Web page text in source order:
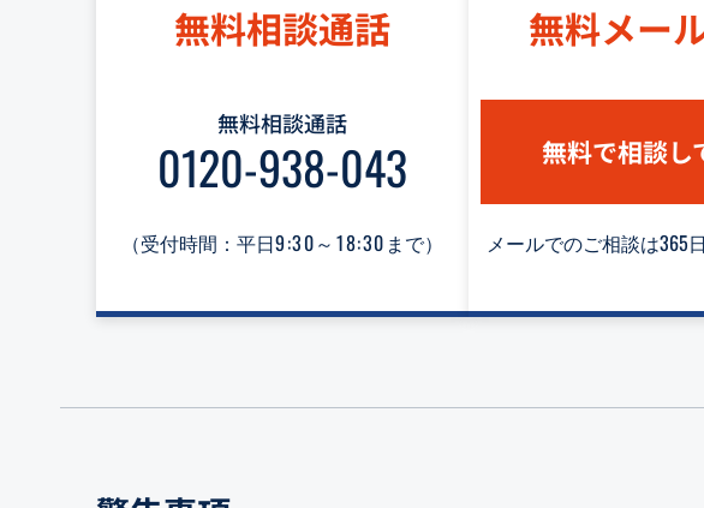
無料相談通話
無料相談通話
0120-938-043
（受付時間：平日9:30～18:30 まで）
無料メー
無料で相談し
メールでのご相談は365